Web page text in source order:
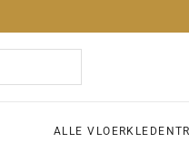
ALLE VLOERKLEDEN